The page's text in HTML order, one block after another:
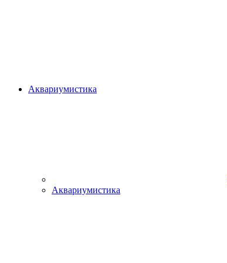
Аквариумистика
Аквариумистика